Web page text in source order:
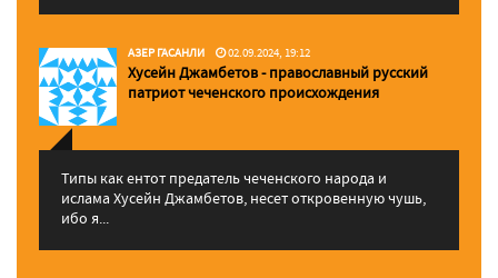
АЗЕР ГАСАНЛИ 02.09.2024, 19:12
Хусейн Джамбетов - православный русский
патриот чеченского происхождения
Типы как ентот предатель чеченского народа и
ислама Хусейн Джамбетов, несет откровенную чушь,
ибо я...